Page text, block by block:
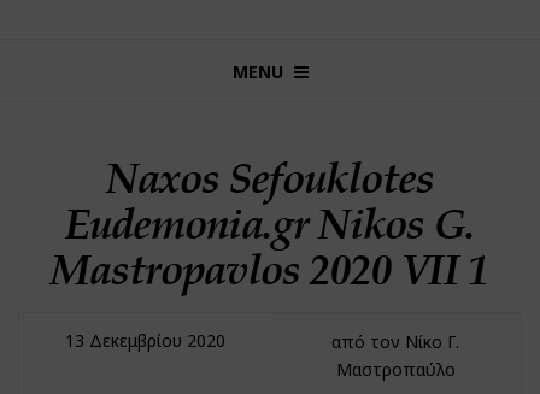
MENU
Naxos Sefouklotes
Eudemonia.gr Nikos G.
Mastropavlos 2020 VΙΙ 1
13 Δεκεμβρίου 2020
από τον Νίκο Γ.
Μαστροπαύλο